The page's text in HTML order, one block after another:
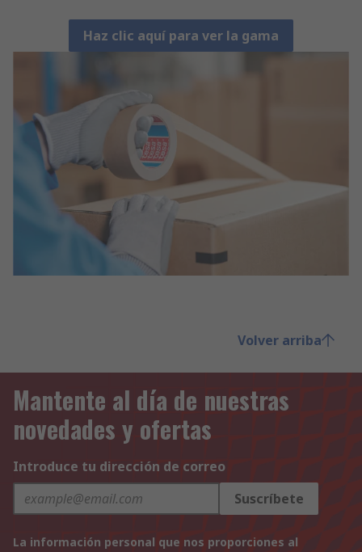
Haz clic aquí para ver la gama
Volver arriba
Mantente al día de nuestras
novedades y ofertas
Introduce tu dirección de correo
Suscríbete
La información personal que nos proporciones al